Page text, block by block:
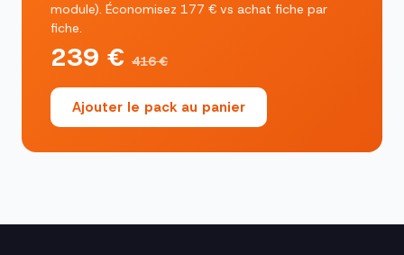
module). Économisez 177 € vs achat fiche par
fiche.
239 € 416 €
Ajouter le pack au panier